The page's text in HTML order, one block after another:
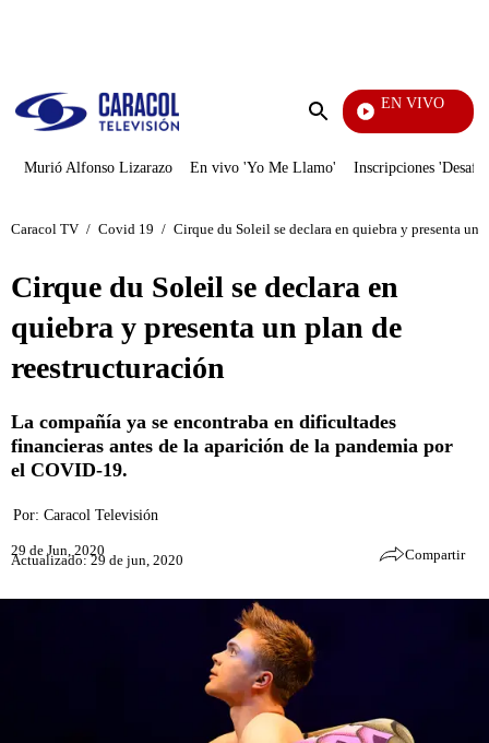
Enviar
EN VIVO
Yo
Murió Alfonso Lizarazo En vivo 'Yo Me Llamo' Inscripciones
Caracol TV / Covid 19 / Cirque du Soleil se declara en quiebra y presenta un
Cirque du Soleil se declara en
quiebra y presenta un plan de
reestructuración
La compañía ya se encontraba en dificultades
financieras antes de la aparición de la pandemia por
el COVID-19.
Por: Caracol Televisión
29 de Jun, 2020
Actualizado: 29 de jun, 2020 Compartir